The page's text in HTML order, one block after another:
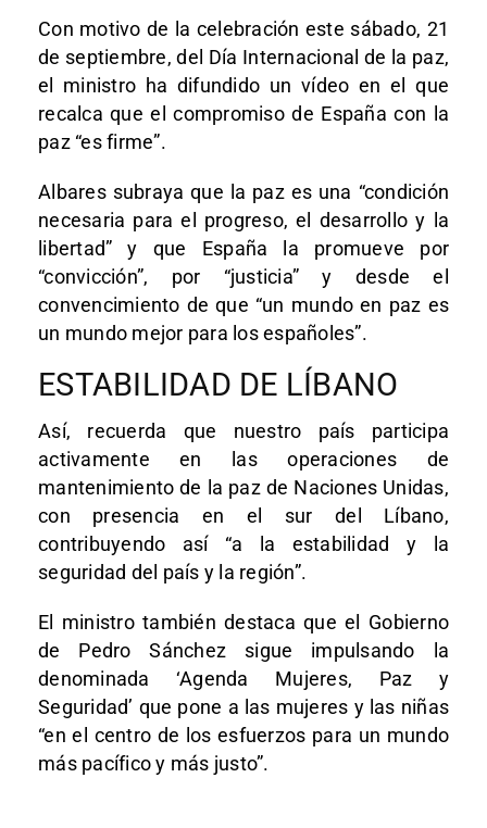
Con motivo de la celebración este sábado, 21
de septiembre, del Día Internacional de la paz,
el ministro ha difundido un vídeo en el que
recalca que el compromiso de España con la
paz “es firme”.
Albares subraya que la paz es una “condición
necesaria para el progreso, el desarrollo y la
libertad” y que España la promueve por
“convicción”, por “justicia” y desde el
convencimiento de que “un mundo en paz es
un mundo mejor para los españoles”.
ESTABILIDAD DE LÍBANO
Así, recuerda que nuestro país participa
activamente en las operaciones de
mantenimiento de la paz de Naciones Unidas,
con presencia en el sur del Líbano,
contribuyendo así “a la estabilidad y la
seguridad del país y la región”.
El ministro también destaca que el Gobierno
de Pedro Sánchez sigue impulsando la
denominada ‘Agenda Mujeres, Paz y
Seguridad’ que pone a las mujeres y las niñas
“en el centro de los esfuerzos para un mundo
más pacífico y más justo”.